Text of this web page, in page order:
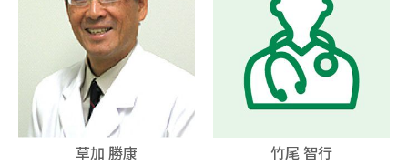
草加 勝康 竹尾 智行